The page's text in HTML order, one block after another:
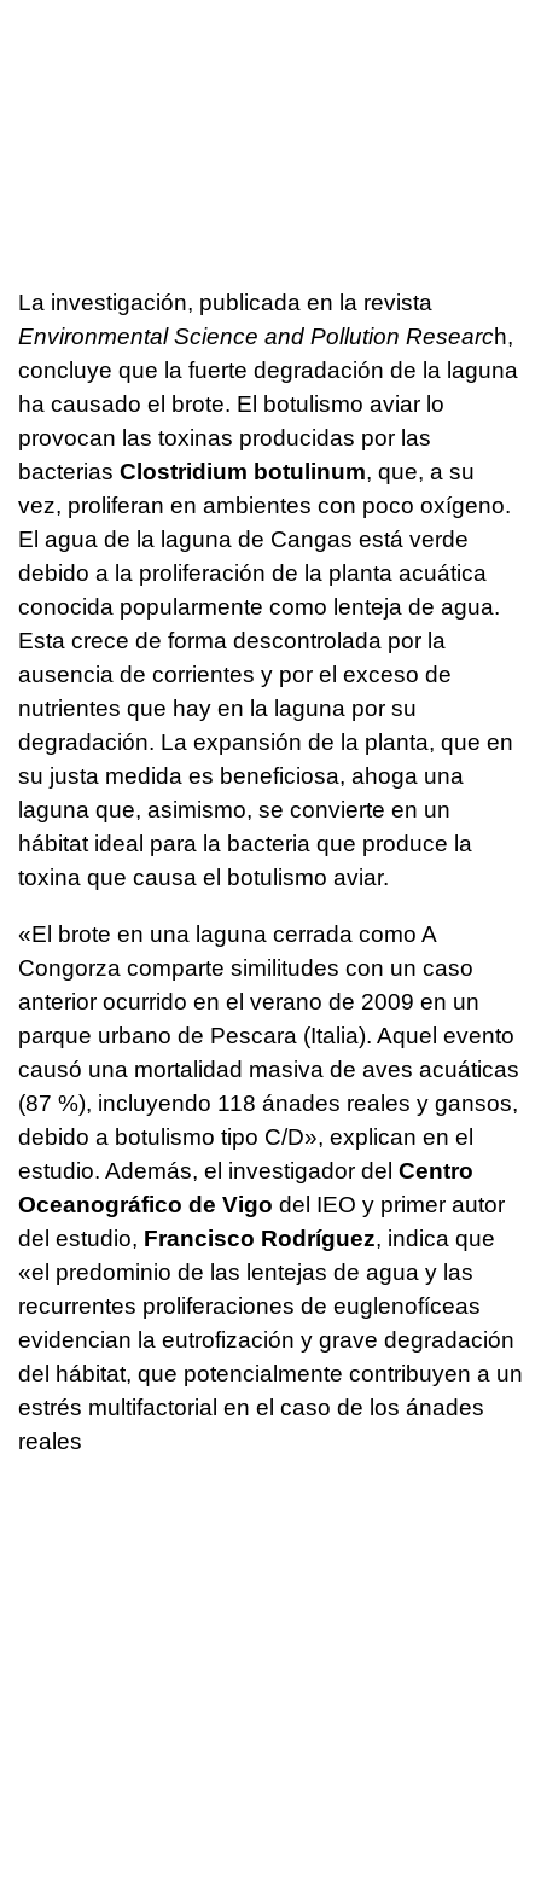
La investigación, publicada en la revista
Environmental Science and Pollution Research,
concluye que la fuerte degradación de la laguna
ha causado el brote. El botulismo aviar lo
provocan las toxinas producidas por las
bacterias Clostridium botulinum, que, a su
vez, proliferan en ambientes con poco oxígeno.
El agua de la laguna de Cangas está verde
debido a la proliferación de la planta acuática
conocida popularmente como lenteja de agua.
Esta crece de forma descontrolada por la
ausencia de corrientes y por el exceso de
nutrientes que hay en la laguna por su
degradación. La expansión de la planta, que en
su justa medida es beneficiosa, ahoga una
laguna que, asimismo, se convierte en un
hábitat ideal para la bacteria que produce la
toxina que causa el botulismo aviar.
«El brote en una laguna cerrada como A
Congorza comparte similitudes con un caso
anterior ocurrido en el verano de 2009 en un
parque urbano de Pescara (Italia). Aquel evento
causó una mortalidad masiva de aves acuáticas
(87 %), incluyendo 118 ánades reales y gansos,
debido a botulismo tipo C/D», explican en el
estudio. Además, el investigador del Centro
Oceanográfico de Vigo del IEO y primer autor
del estudio, Francisco Rodríguez, indica que
«el predominio de las lentejas de agua y las
recurrentes proliferaciones de euglenofíceas
evidencian la eutrofización y grave degradación
del hábitat, que potencialmente contribuyen a un
estrés multifactorial en el caso de los ánades
reales